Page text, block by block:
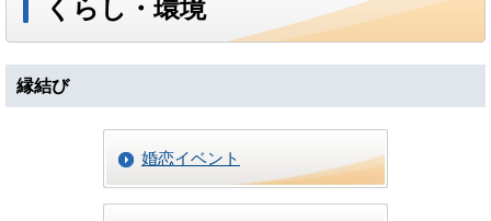
くらし・環境
縁結び
婚恋イベント